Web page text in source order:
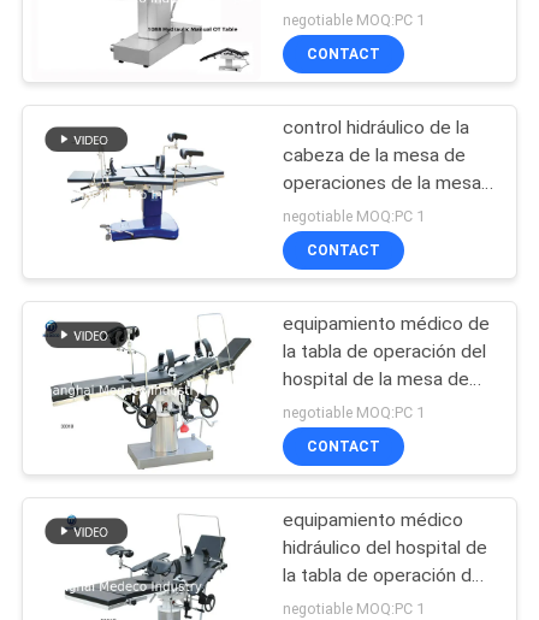
SITIO
PRIVACY
POLICY
Luz de la sala de
operaciones
10
Luz Shadowless de
la operación
11
manual de los 201cm
que actúa la tabla
quirúrgica
negotiable MOQ:PC 1
CONTACT
control hidráulico de la
cabeza de la mesa de
operaciones de la mesa
de operaciones del
manual de 1045m m
negotiable MOQ:PC 1
CONTACT
equipamiento médico de
la tabla de operación del
hospital de la mesa de
operaciones del manual
de 2100mmx480m m
negotiable MOQ:PC 1
CONTACT
equipamiento médico
hidráulico del hospital de
la tabla de operación de
2100mmx480m m
negotiable MOQ:PC 1